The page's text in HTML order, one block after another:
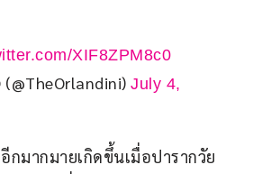
XIF8ZPM8c0
(@TheOrlandini) July 4,
มากมายเกิดขึ้นเมื่อปารากวัย